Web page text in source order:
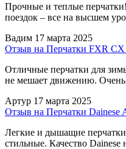
Прочные и теплые
поездок – все на высшем
Вадим 17 марта 2025
Отзыв на Перчатки FXR CX
Отличные перчатки для
не мешает движению. Очень
Артур 17 марта 2025
Отзыв на Перчатки Dainese
Легкие и дышащие
стильные. Качество Dainese